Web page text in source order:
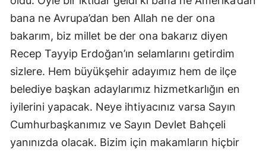
bana ne Avrupa’dan ben Allah ne der ona
bakarım, biz millet be der ona bakarız diyen
Recep Tayyip Erdoğan’ın selamlarını getirdim
sizlere. Hem büyükşehir adayımız hem de ilçe
belediye başkan adaylarımız hizmetkarlığın en
iyilerini yapacak. Neye ihtiyacınız varsa Sayın
Cumhurbaşkanımız ve Sayın Devlet Bahçeli
yanınızda olacak. Bizim için makamların hiçbir